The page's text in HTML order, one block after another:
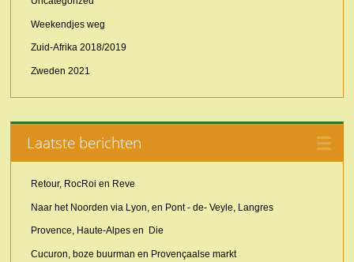
Weekendjes weg
Zuid-Afrika 2018/2019
Zweden 2021
Laatste berichten
Retour, RocRoi en Reve
Naar het Noorden via Lyon, en Pont - de- Veyle, Langres
Provence, Haute-Alpes en Die
Cucuron, boze buurman en Provençaalse markt